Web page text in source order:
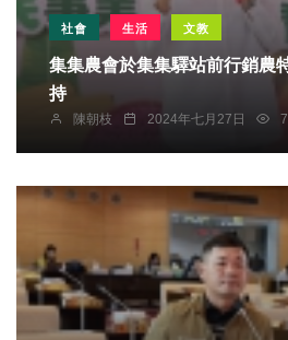
社會 生活 文教
集集農會於集集驛站前行銷農
持
陳朝枝 2024年七月27日